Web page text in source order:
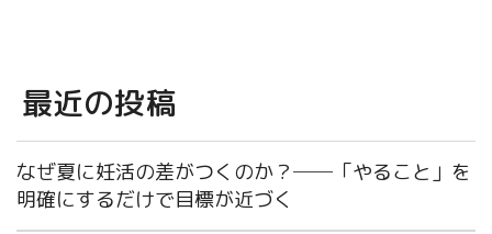
最近の投稿
なぜ夏に妊活の差がつくのか？──「やること」を
明確にするだけで目標が近づく